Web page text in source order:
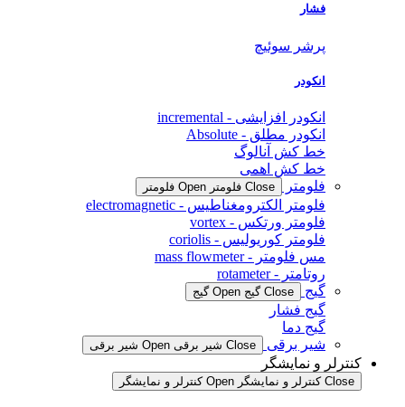
فشار
پرشر سوئیچ
انکودر
انکودر افزایشی - incremental
انکودر مطلق - Absolute
خط کش آنالوگ
خط کش اهمی
فلومتر
Close فلومتر Open فلومتر
فلومتر الکترومغناطیس - electromagnetic
فلومتر ورتکس - vortex
فلومتر کوریولیس - coriolis
مس فلومتر - mass flowmeter
روتامتر - rotameter
گیج
Close گیج Open گیج
گیج فشار
گیج دما
شیر برقی
Close شیر برقی Open شیر برقی
کنترلر و نمایشگر
Close کنترلر و نمایشگر Open کنترلر و نمایشگر